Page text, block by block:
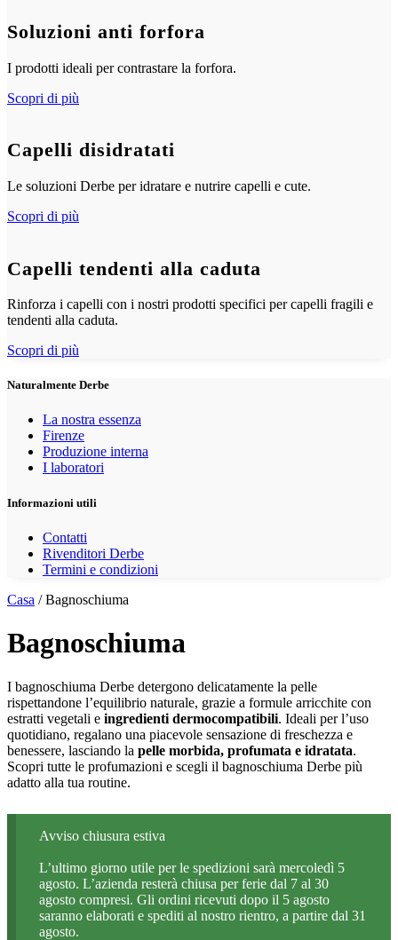
Soluzioni anti forfora
I prodotti ideali per contrastare la forfora.
Scopri di più
Capelli disidratati
Le soluzioni Derbe per idratare e nutrire capelli e cute.
Scopri di più
Capelli tendenti alla caduta
Rinforza i capelli con i nostri prodotti specifici per capelli fragili e
tendenti alla caduta.
Scopri di più
Naturalmente Derbe
La nostra essenza
Firenze
Produzione interna
I laboratori
Informazioni utili
Contatti
Rivenditori Derbe
Termini e condizioni
Casa / Bagnoschiuma
Bagnoschiuma
I bagnoschiuma Derbe detergono delicatamente la pelle
rispettandone l’equilibrio naturale, grazie a formule arricchite con
estratti vegetali e ingredienti dermocompatibili. Ideali per l’uso
quotidiano, regalano una piacevole sensazione di freschezza e
benessere, lasciando la pelle morbida, profumata e idratata.
Scopri tutte le profumazioni e scegli il bagnoschiuma Derbe più
adatto alla tua routine.
Avviso chiusura estiva
L’ultimo giorno utile per le spedizioni sarà mercoledì 5
agosto. L’azienda resterà chiusa per ferie dal 7 al 30
agosto compresi. Gli ordini ricevuti dopo il 5 agosto
saranno elaborati e spediti al nostro rientro, a partire dal 31
agosto.